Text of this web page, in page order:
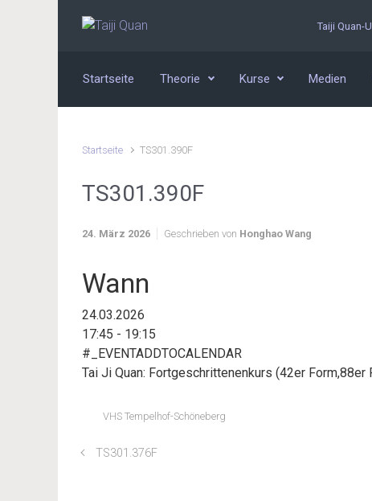
Zum Hauptinhalt springen Taiji Quan-
Startseite Theorie Kurse Medien
Startseite TS301.390F
TS301.390F
24. März 2026 Geschrieben von Honghao Wang
Wann
24.03.2026
17:45 - 19:15
#_EVENTADDTOCALENDAR
Tai Ji Quan: Fortgeschrittenenkurs (42er
VHS Tempelhof-Schöneberg
TS301.376F